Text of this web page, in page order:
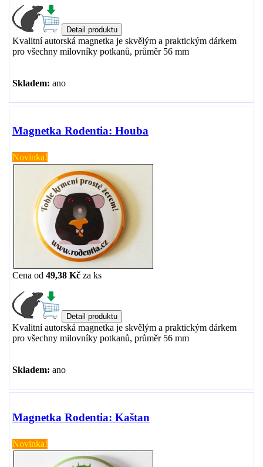
Kvalitní autorská magnetka je skvělým a praktickým dárkem
pro všechny milovníky potkanů, průměr 56 mm
Skladem: ano
Magnetka Rodentia: Houba
Novinka!
Cena od 49,38 Kč za ks
Kvalitní autorská magnetka je skvělým a praktickým dárkem
pro všechny milovníky potkanů, průměr 56 mm
Skladem: ano
Magnetka Rodentia: Kaštan
Novinka!